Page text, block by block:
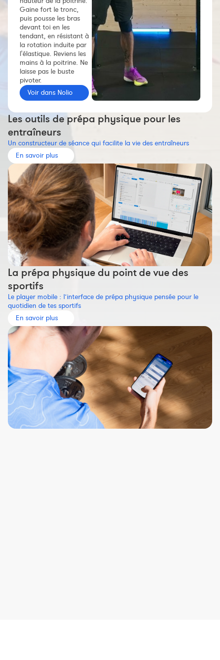
Constructeur de séances
Sportif Premium
L'équipe Nolio
FAQ
Gaine fort le tronc,
puis pousse les bras
devant toi en les
tendant, en résistant à
la rotation induite par
l'élastique. Reviens les
mains à la poitrine. Ne
laisse pas le buste
pivoter.
Voir dans Nolio
Les outils de prépa physique pour les
entraîneurs
Un constructeur de séance qui facilite la vie des entraîneurs
En savoir plus
La prépa physique du point de vue des
sportifs
Le player mobile : l’interface de prépa physique pensée pour le
quotidien de tes sportifs
En savoir plus